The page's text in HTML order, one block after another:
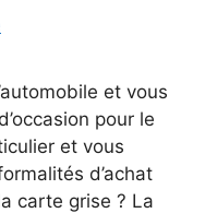
et vous
pour le
et vous
d’achat
carte grise ? La